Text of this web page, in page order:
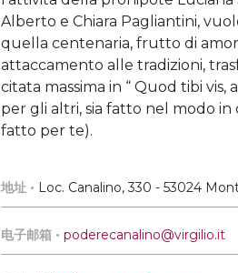
Alberto e Chiara Pagliantini,
quella centenaria, frutto di
attaccamento alle tradizioni,
citata massima in “ Quod tibi vis,
per gli altri, sia fatto nel modo in
fatto per te).
地址 • Loc. Canalino, 330 - 53024
电子邮箱 •poderecanalino@virgilio.it